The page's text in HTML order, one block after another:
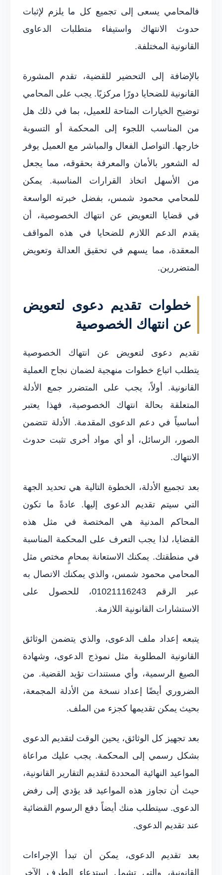
فالمحامي يسعى إلى تجميع كل ما يلزم لإثبات
حدوث الانتهاك واستيفاء متطلبات الدعاوى
القانونية المختلفة.
بالإضافة إلى التحضير للقضية، تقدم المشورة
القانونية للضحايا دورًا مركزيًا. يجب على المحامي
توضيح الخيارات المتاحة للعميل، بما في ذلك هل
من المناسب اللجوء إلى المحكمة أو التسوية
خارجها. التواصل الفعال والمباشر مع العميل يوفر
له الشعور بالأمان والمعرفة بحقوقه، مما يجعل
من الأسهل اتخاذ القرارات المناسبة. يمكن
للمحامي محمود شمس، بفضل خبرته الواسعة
في قضايا التعويض عن انتهاك الخصوصية، أن
يقدم الدعم اللازم للضحايا في هذه المواقف
المعقدة، مما يسهم في تحقيق العدالة وتعويض
المتضررين.
خطوات تقديم دعوى لتعويض
عن انتهاك الخصوصية
تقديم دعوى لتعويض عن انتهاك الخصوصية
يتطلب اتباع خطوات منهجية لضمان نجاح العملية
القانونية. أولاً، يجب على المتضرر جمع الأدلة
المتعلقة بحالة انتهاك الخصوصية، فهذا يعتبر
أساسياً في دعم الدعوى المقدمة. الأدلة تتضمن
الصور، الرسائل، أو أي مواد أخرى تثبت حدوث
الانتهاك.
بعد تجميع الأدلة، الخطوة التالية هي تحديد الجهة
التي سيتم تقديم الدعوى إليها. عادةً ما تكون
المحاكم المدنية هي المختصة في مثل هذه
القضايا، لذا يجب التعرف على المحكمة المناسبة
في منطقتك. يمكنك الاستعانة بمحامٍ مختص مثل
المحامي محمود شمس، والذي يمكنك الاتصال به
عبر الرقم 01021116243، للحصول على
الاستشارات القانونية اللازمة.
يتبعه إعداد ملف الدعوى، والذي يتضمن الوثائق
القانونية المطلوبة مثل نموذج الدعوى، وشهادة
الصيغ الرسمية، وأي مستندات تؤيد القضية. من
الضروري أيضًا إعداد نسخة من الأدلة المجمعة،
بحيث يمكن تقديمها كجزء من الملف.
بعد تجهيز كل الوثائق، يحين الوقت لتقديم الدعوى
بشكل رسمي إلى المحكمة. يجب عليك مراعاة
المواعيد النهائية المحددة لتقديم التقارير القانونية،
حيث أن تجاوز هذه المواعيد قد يؤدي إلى رفض
الدعوى. سيتطلب منك أيضاً دفع الرسوم القضائية
عند تقديم الدعوى.
بعد تقديم الدعوى، يمكن أن تبدأ الإجراءات
القانونية، والتي تشمل استدعاء الطرف الآخر